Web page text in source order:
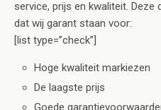
service, prijs en kwaliteit.
dat wij garant staan voor:
[list type=”check”]
Hoge kwaliteit markiezen
De laagste prijs
Goede